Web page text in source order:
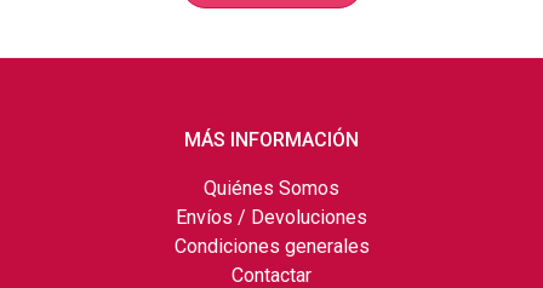
MÁS INFORMACIÓN
Quiénes Somos
Envíos / Devoluciones
Condiciones generales
Contactar